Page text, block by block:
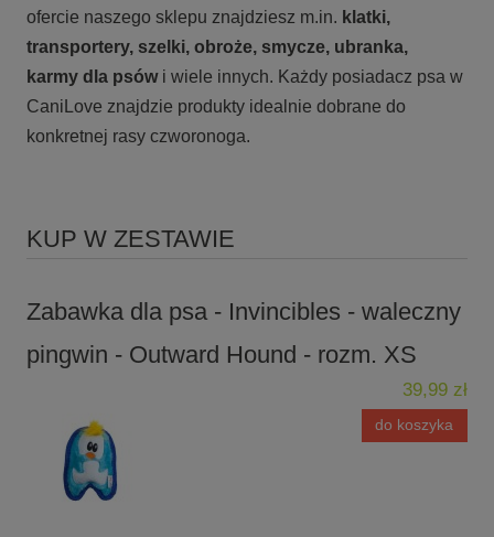
ofercie naszego sklepu znajdziesz m.in. klatki,
transportery, szelki, obroże, smycze, ubranka,
karmy dla psówi wiele innych. Każdy posiadacz psa w
CaniLove znajdzie produkty idealnie dobrane do
konkretnej rasy czworonoga.
KUP W ZESTAWIE
Zabawka dla psa - Invincibles - waleczny
pingwin - Outward Hound - rozm. XS
39,99 zł
do koszyka